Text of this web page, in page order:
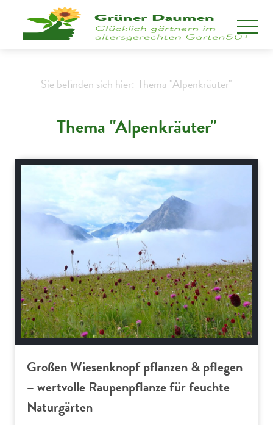
Sie befinden sich hier: Thema "Alpenkräuter"
Thema "Alpenkräuter"
Großen Wiesenknopf pflanzen & pflegen
– wertvolle Raupenpflanze für feuchte
Naturgärten